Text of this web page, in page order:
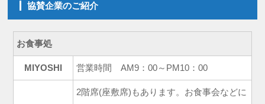
協賛企業のご紹介
お食事処
MIYOSHI 営業時間 AM9：00～PM10：00
2階席(座敷席)もあります。お食事会などに